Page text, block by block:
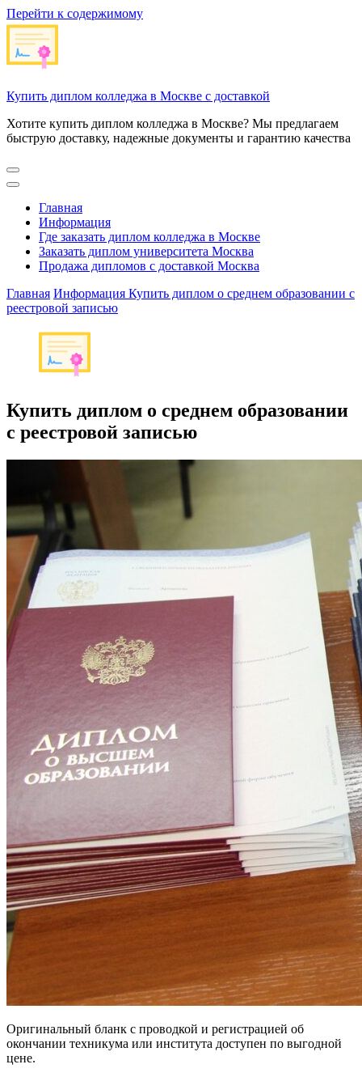
Перейти к содержимому
Купить диплом колледжа в Москве с доставкой
Хотите купить диплом колледжа в Москве? Мы предлагаем
быструю доставку, надежные документы и гарантию качества
Главная
Информация
Где заказать диплом колледжа в Москве
Заказать диплом университета Москва
Продажа дипломов с доставкой Москва
Главная Информация Купить диплом о среднем образовании с
реестровой записью
Купить диплом о среднем образовании
с реестровой записью
Оригинальный бланк с проводкой и регистрацией об
окончании техникума или института доступен по выгодной
цене.